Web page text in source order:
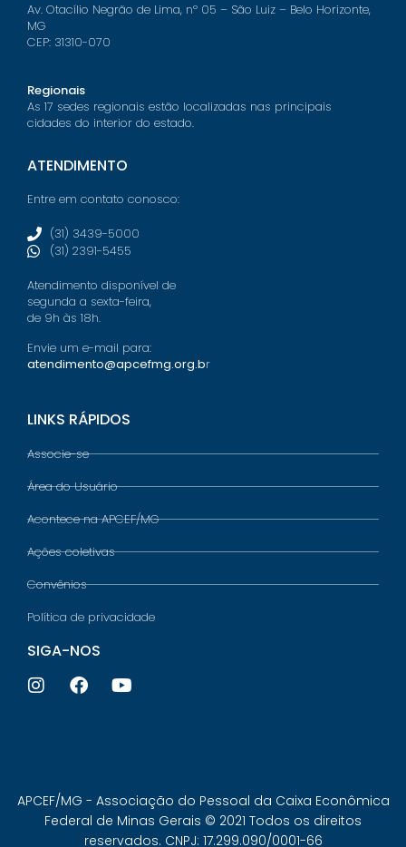
Av. Otacílio Negrão de Lima, nº 05 – São Luiz – Belo Horizonte,
MG
CEP: 31310-070
Regionais
As 17 sedes regionais estão localizadas nas principais
cidades do interior do estado.
ATENDIMENTO
Entre em contato conosco:
(31) 3439-5000
(31) 2391-5455
Atendimento disponível de
segunda a sexta-feira,
de 9h às 18h.
Envie um e-mail para:
atendimento@apcefmg.org.br
LINKS RÁPIDOS
Associe-se
Área do Usuário
Acontece na APCEF/MG
Ações coletivas
Convênios
Política de privacidade
SIGA-NOS
APCEF/MG - Associação do Pessoal da Caixa Econômica
Federal de Minas Gerais © 2021 Todos os direitos
reservados. CNPJ: 17.299.090/0001-66